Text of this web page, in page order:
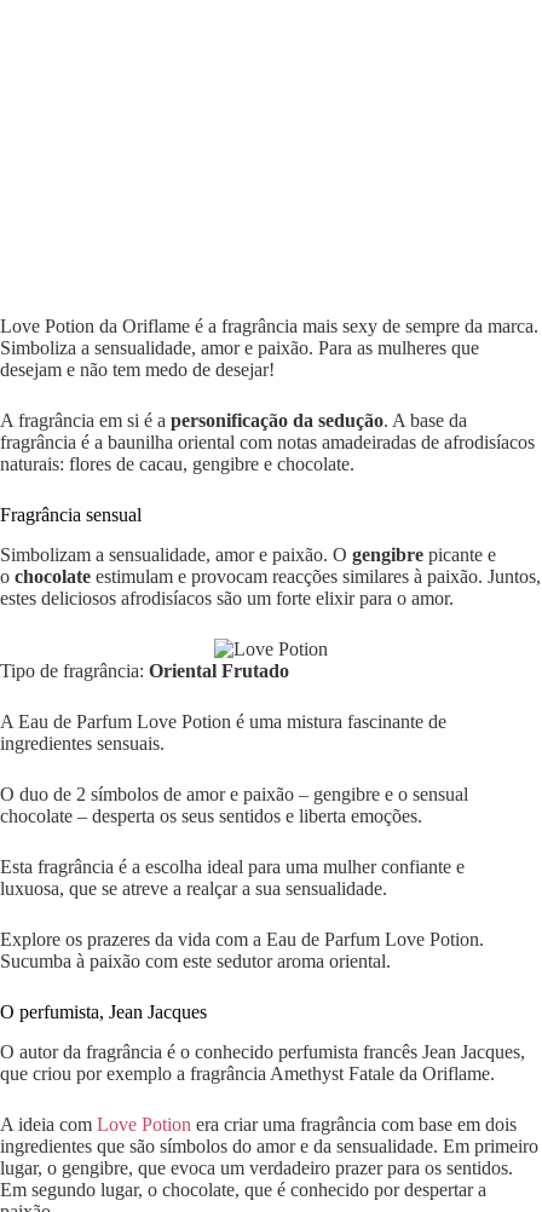
Love Potion da Oriflame é a fragrância mais sexy de sempre da marca.
Simboliza a sensualidade, amor e paixão. Para as mulheres que
desejam e não tem medo de desejar!
A fragrância em si é a personificação da sedução. A base da
fragrância é a baunilha oriental com notas amadeiradas de afrodisíacos
naturais: flores de cacau, gengibre e chocolate.
Fragrância sensual
Simbolizam a sensualidade, amor e paixão. O gengibre picante e
o chocolate estimulam e provocam reacções similares à paixão. Juntos,
estes deliciosos afrodisíacos são um forte elixir para o amor.
Tipo de fragrância: Oriental Frutado
A Eau de Parfum Love Potion é uma mistura fascinante de
ingredientes sensuais.
O duo de 2 símbolos de amor e paixão – gengibre e o sensual
chocolate – desperta os seus sentidos e liberta emoções.
Esta fragrância é a escolha ideal para uma mulher confiante e
luxuosa, que se atreve a realçar a sua sensualidade.
Explore os prazeres da vida com a Eau de Parfum Love Potion.
Sucumba à paixão com este sedutor aroma oriental.
O perfumista, Jean Jacques
O autor da fragrância é o conhecido perfumista francês Jean Jacques,
que criou por exemplo a fragrância Amethyst Fatale da Oriflame.
A ideia com Love Potion era criar uma fragrância com base em dois
ingredientes que são símbolos do amor e da sensualidade. Em primeiro
lugar, o gengibre, que evoca um verdadeiro prazer para os sentidos.
Em segundo lugar, o chocolate, que é conhecido por despertar a